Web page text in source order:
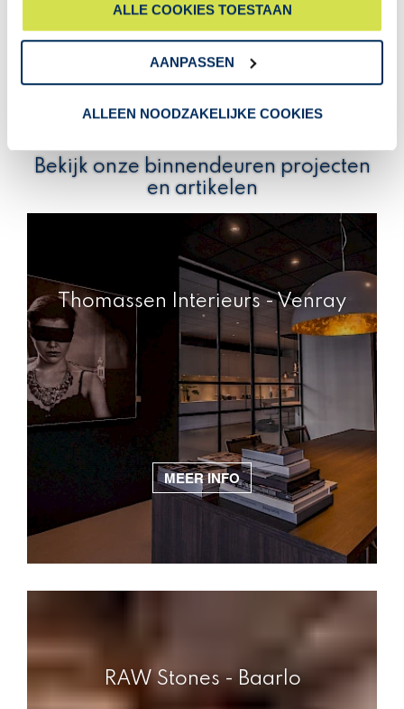
ALLE COOKIES TOESTAAN
AANPASSEN
ALLEEN NOODZAKELIJKE COOKIES
deur en wand. De duidelijke en vriendelijke communicatie stelllen we
zeer op prijs."
BEKIJK ALLE REVIEWS
Bekijk onze binnendeuren projecten
en artikelen
Thomassen Interieurs - Venray
MEER INFO
RAW Stones - Baarlo